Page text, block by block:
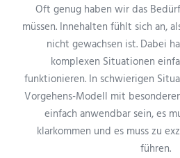
Oft genug haben wir das
müssen. Innehalten fühlt sich an,
nicht gewachsen ist. Dabei
komplexen Situationen
funktionieren. In schwierigen
Vorgehens-Modell mit
einfach anwendbar sein, es
klarkommen und es muss zu
führen.